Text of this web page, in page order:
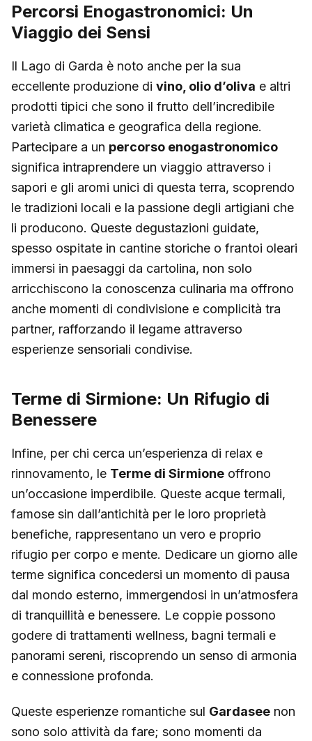
Percorsi Enogastronomici: Un
Viaggio dei Sensi
Il Lago di Garda è noto anche per la sua
eccellente produzione di vino, olio d’oliva e altri
prodotti tipici che sono il frutto dell’incredibile
varietà climatica e geografica della regione.
Partecipare a un percorso enogastronomico
significa intraprendere un viaggio attraverso i
sapori e gli aromi unici di questa terra, scoprendo
le tradizioni locali e la passione degli artigiani che
li producono. Queste degustazioni guidate,
spesso ospitate in cantine storiche o frantoi oleari
immersi in paesaggi da cartolina, non solo
arricchiscono la conoscenza culinaria ma offrono
anche momenti di condivisione e complicità tra
partner, rafforzando il legame attraverso
esperienze sensoriali condivise.
Terme di Sirmione: Un Rifugio di
Benessere
Infine, per chi cerca un’esperienza di relax e
rinnovamento, le Terme di Sirmione offrono
un’occasione imperdibile. Queste acque termali,
famose sin dall’antichità per le loro proprietà
benefiche, rappresentano un vero e proprio
rifugio per corpo e mente. Dedicare un giorno alle
terme significa concedersi un momento di pausa
dal mondo esterno, immergendosi in un’atmosfera
di tranquillità e benessere. Le coppie possono
godere di trattamenti wellness, bagni termali e
panorami sereni, riscoprendo un senso di armonia
e connessione profonda.
Queste esperienze romantiche sul Gardasee non
sono solo attività da fare; sono momenti da